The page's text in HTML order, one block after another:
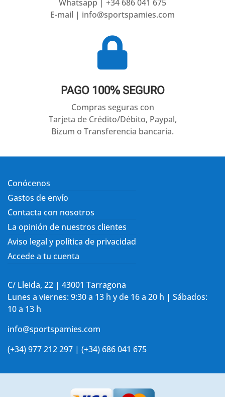
Whatsapp | +34 686 041 675
E-mail | info@sportspamies.com

PAGO 100% SEGURO
Compras seguras con
Tarjeta de Crédito/Débito, Paypal,
Bizum o Transferencia bancaria.
Conócenos
Gastos de envío
Contacta con nosotros
La opinión de nuestros clientes
Aviso legal y política de privacidad
Accede a tu cuenta
C/ Lleida, 22 | 43001 Tarragona
Lunes a viernes: 9:30 a 13 h y de 16 a 20 h | Sábados:
10 a 13 h
info@sportspamies.com
(+34) 977 212 297 | (+34) 686 041 675